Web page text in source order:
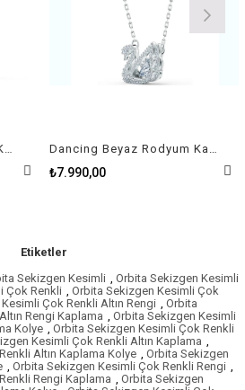
Rodyum Kaplama Dancing Beyaz Rodyum Kaplama Kuğu Swan Kolye
₺7.990,00
Etiketler
Sekizgen Kesimli , Orbita Sekizgen Kesimli
Çok Renkli , Orbita Sekizgen Kesimli Çok
Çok Renkli Altın Rengi , Orbita
Rengi Kaplama , Orbita Sekizgen Kesimli
Kolye , Orbita Sekizgen Kesimli Çok Renkli
Kesimli Çok Renkli Altın Kaplama ,
Altın Kaplama Kolye , Orbita Sekizgen
, Orbita Sekizgen Kesimli Çok Renkli Rengi ,
Rengi Kaplama , Orbita Sekizgen